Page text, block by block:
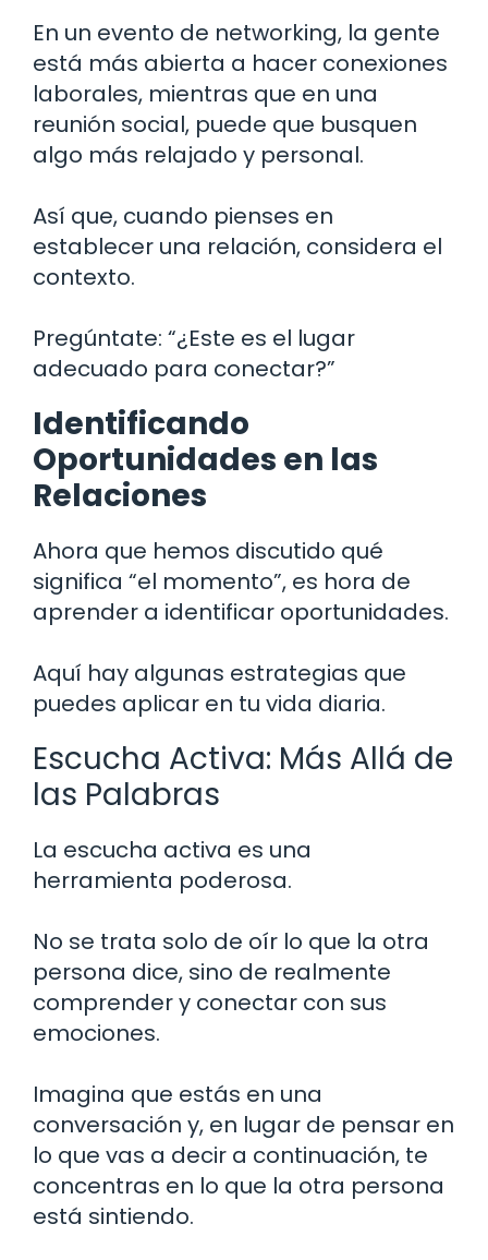
En un evento de networking, la gente
está más abierta a hacer conexiones
laborales, mientras que en una
reunión social, puede que busquen
algo más relajado y personal.
Así que, cuando pienses en
establecer una relación, considera el
contexto.
Pregúntate: “¿Este es el lugar
adecuado para conectar?”
Identificando
Oportunidades en las
Relaciones
Ahora que hemos discutido qué
significa “el momento”, es hora de
aprender a identificar oportunidades.
Aquí hay algunas estrategias que
puedes aplicar en tu vida diaria.
Escucha Activa: Más Allá de
las Palabras
La escucha activa es una
herramienta poderosa.
No se trata solo de oír lo que la otra
persona dice, sino de realmente
comprender y conectar con sus
emociones.
Imagina que estás en una
conversación y, en lugar de pensar en
lo que vas a decir a continuación, te
concentras en lo que la otra persona
está sintiendo.